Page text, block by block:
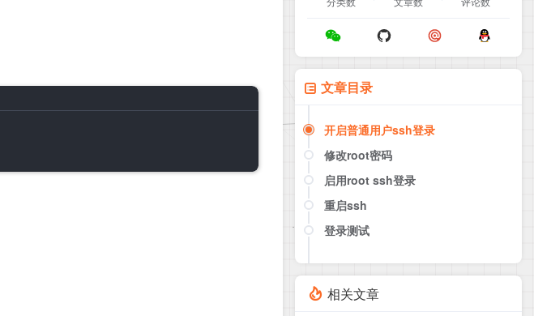
文章目录
开启普通用户ssh登录
修改root密码
启用root ssh登录
重启ssh
登录测试
相关文章